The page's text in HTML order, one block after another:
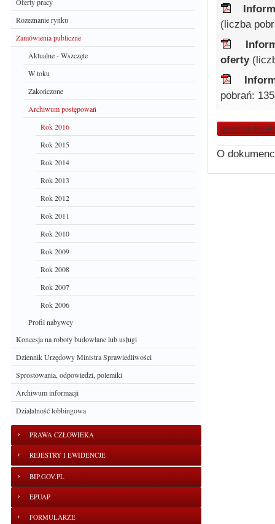
Rozeznanie rynku
Zamówienia publiczne
Aktualne - Wszczęte
W toku
Zakończone
Archiwum postępowań
Rok 2016
Rok 2015
Rok 2014
Rok 2013
Rok 2012
Rok 2011
Rok 2010
Rok 2009
Rok 2008
Rok 2007
Rok 2006
Profil nabywcy
Koncesja na roboty budowlane lub usługi
Dziennik Urzędowy Ministra Sprawiedliwości
Sprostowania, odpowiedzi, polemiki
Archiwum informacji
Działalność lobbingowa
PRAWA CZŁOWIEKA
REJESTRY I EWIDENCJE
BIP.GOV.PL
EPUAP
FORMULARZE
(liczba
oferty
pobrań:
powrót do listy
O